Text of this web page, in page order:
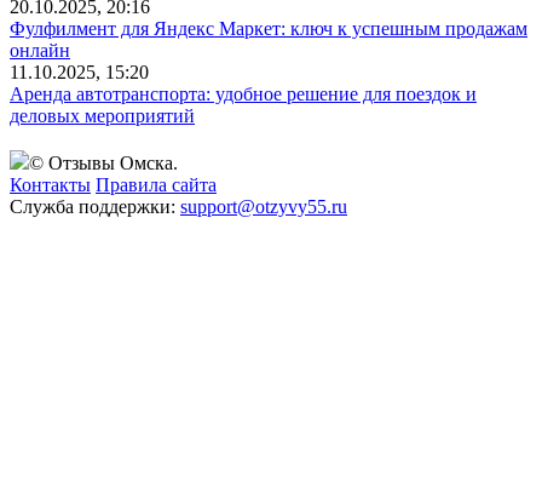
20.10.2025, 20:16
Фулфилмент для Яндекс Маркет: ключ к успешным продажам
онлайн
11.10.2025, 15:20
Аренда автотранспорта: удобное решение для поездок и
деловых мероприятий
© Отзывы Омска.
Контакты Правила сайта
Служба поддержки: support@otzyvy55.ru